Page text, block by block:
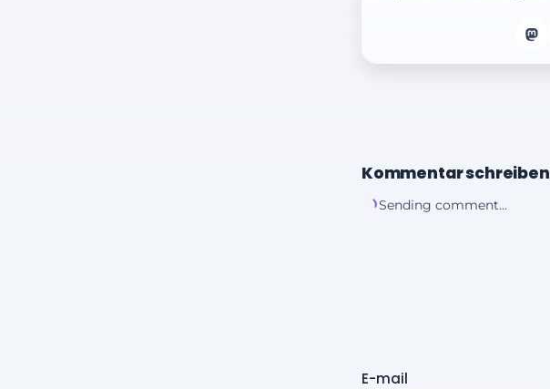
Kommentar schreiben
Sending comment...
E-mail